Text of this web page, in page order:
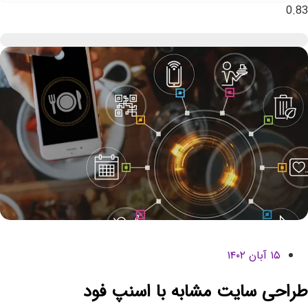
۱۵ آبان ۱۴۰۲
طراحی سایت مشابه با اسنپ فود